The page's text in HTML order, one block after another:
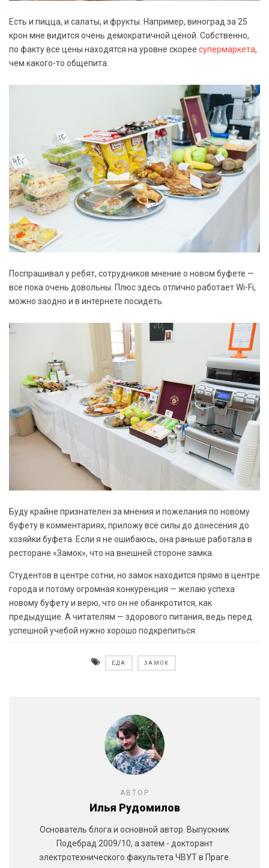
Есть и пицца, и салаты, и фрукты. Например, виноград за 25
крон мне видится очень демократичной ценой. Собственно,
по факту все цены находятся на уровне скорее супермаркета,
чем какого-то общепита.
Поспрашивал у ребят, сотрудников мнение о новом буфете —
все пока очень довольны. Плюс здесь отлично работает Wi-Fi,
можно заодно и в интернете посидеть.
Буду крайне признателен за мнения и пожелания по новому
буфету в комментариях, приложу все силы до донесения до
хозяйки буфета. Если я не ошибаюсь, она раньше работала в
ресторане «Замок», что на внешней стороне замка.
Студентов в центре сотни, но замок находится прямо в центре
города и потому огромная конкуренция — желаю успеха
новому буфету и верю, что он не обанкротится, как
предыдущие. А читателям — здорового питания, ведь перед
успешной учебой нужно хорошо подкрепиться.
ЕДА ЗАМОК
АВТОР
Илья Рудомилов
Основатель блога и основной автор. Выпускник
Подебрад 2009/10, а затем - докторант
электротехнического факультета ЧВУТ в Праге.